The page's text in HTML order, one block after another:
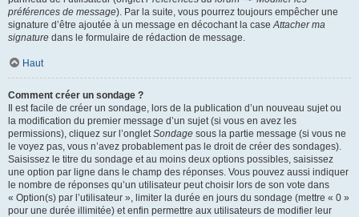
préférences de message). Par la suite, vous pourrez toujours empêcher une
signature d’être ajoutée à un message en décochant la caseAttacher ma
signature dans le formulaire de rédaction de message.
Haut
Comment créer un sondage ?
Il est facile de créer un sondage, lors de la publication d’un nouveau sujet ou
la modification du premier message d’un sujet (si vous en avez les
permissions), cliquez sur l’ongletSondage sous la partie message (si vous ne
le voyez pas, vous n’avez probablement pas le droit de créer des sondages).
Saisissez le titre du sondage et au moins deux options possibles, saisissez
une option par ligne dans le champ des réponses. Vous pouvez aussi indiquer
le nombre de réponses qu’un utilisateur peut choisir lors de son vote dans
« Option(s) par l’utilisateur », limiter la durée en jours du sondage (mettre « 0 »
pour une durée illimitée) et enfin permettre aux utilisateurs de modifier leur